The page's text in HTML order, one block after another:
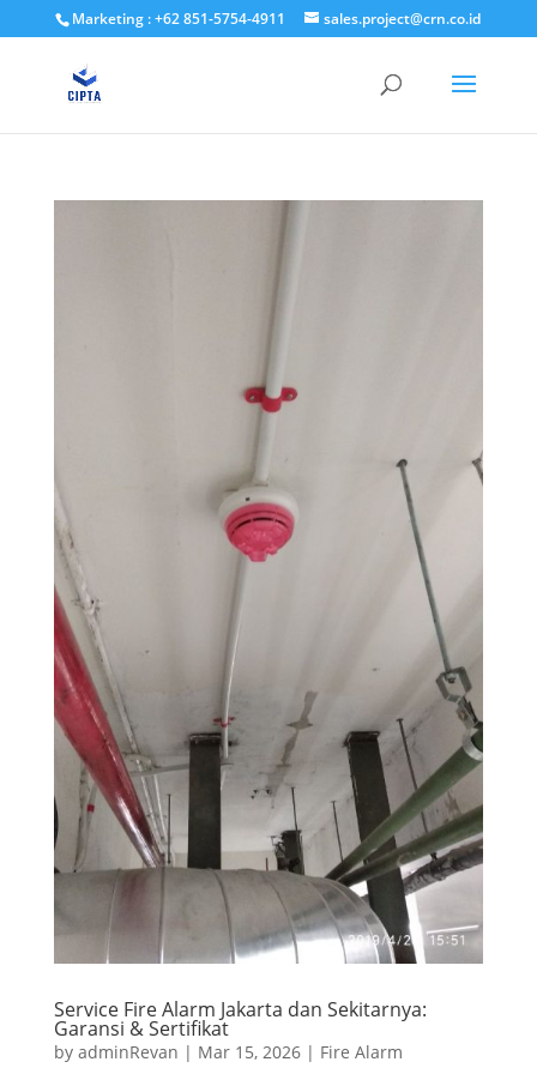
Marketing : +62 851-5754-4911 sales.project@crn.co.id
Service Fire Alarm Jakarta dan Sekitarnya:
Garansi & Sertifikat
by adminRevan | Mar 15, 2026| Fire Alarm